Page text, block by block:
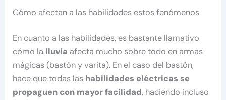
Cómo afectan a las habilidades estos fenómenos
En cuanto a las habilidades, es bastante llamativo
cómo la lluvia afecta mucho sobre todo en armas
mágicas (bastón y varita). En el caso del bastón,
hace que todas las habilidades eléctricas se
propaguen con mayor facilidad, haciendo incluso